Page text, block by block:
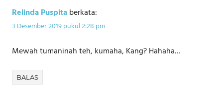
Relinda Puspitaberkata:
3 Desember 2019 pukul 2:28 pm
Mewah tumaninah teh, kumaha, Kang? Hahaha…
BALAS